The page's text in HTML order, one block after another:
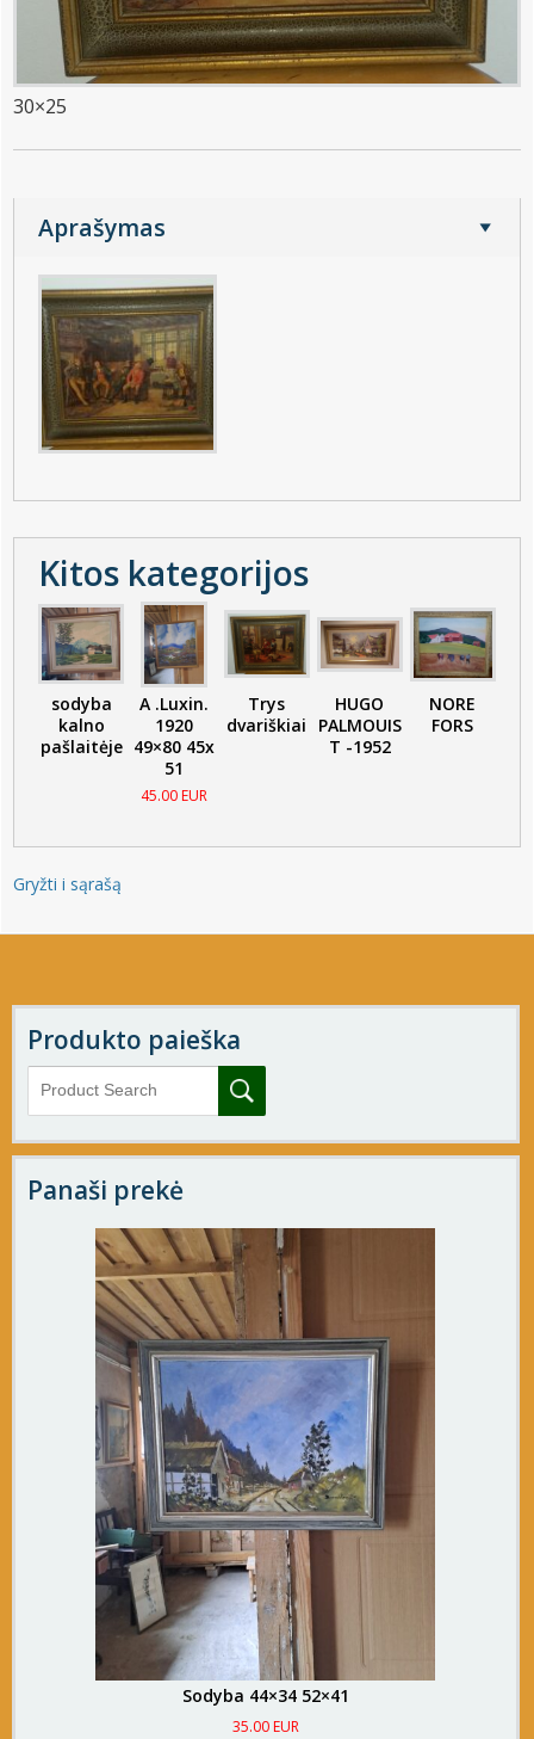
30×25
Aprašymas
Kitos kategorijos
sodyba
kalno
pašlaitėje
A .Luxin.
1920
49×80 45x
51
45.00 EUR
Trys
dvariškiai
HUGO
PALMOUIS
T -1952
NORE
FORS
Gryžti i sąrašą
Produkto paieška
Panaši prekė
Sodyba 44×34 52×41
35.00 EUR